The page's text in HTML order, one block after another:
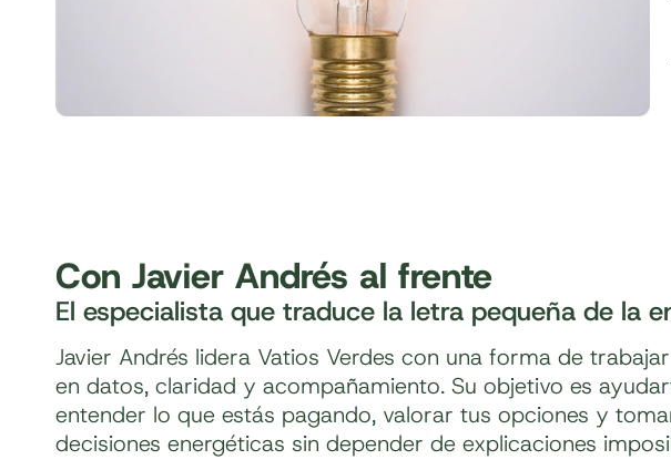
Con Javier Andrés al frente
El especialista que traduce la letra pequeña de la
Javier Andrés lidera Vatios Verdes con una forma de
en datos, claridad y acompañamiento. Su objetivo es
entender lo que estás pagando, valorar tus opciones y
decisiones energéticas sin depender de explicaciones